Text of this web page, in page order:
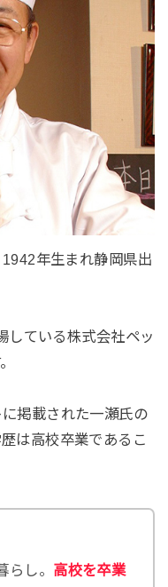
年生まれ静岡県出
している株式会社ペッ
掲載された一瀬氏の
は高校卒業であるこ
し。 高校を卒業